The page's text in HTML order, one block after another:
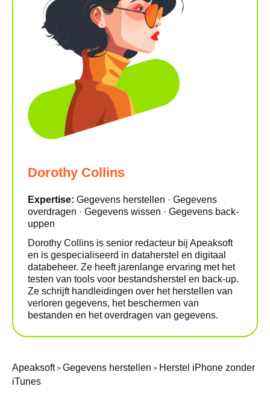
Dorothy Collins
Expertise: Gegevens herstellen · Gegevens
overdragen · Gegevens wissen · Gegevens back-
uppen
Dorothy Collins is senior redacteur bij Apeaksoft
en is gespecialiseerd in dataherstel en digitaal
databeheer. Ze heeft jarenlange ervaring met het
testen van tools voor bestandsherstel en back-up.
Ze schrijft handleidingen over het herstellen van
verloren gegevens, het beschermen van
bestanden en het overdragen van gegevens.
Apeaksoft> Gegevens herstellen > Herstel iPhone zonder
iTunes